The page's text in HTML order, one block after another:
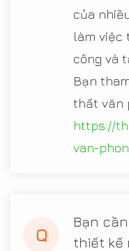
của
làm việc
công và
Bạn
thất văn
https://
van-
Q
Bạn
thiết kế